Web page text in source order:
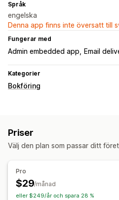
Språk
engelska
Denna app finns inte översatt till
Fungerar med
Admin embedded app Email
Kategorier
Bokföring
Priser
Välj den plan som passar ditt
Pro
$29/månad
eller $249/år och spara 28 %